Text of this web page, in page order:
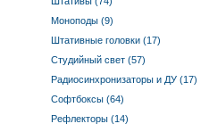
Моноподы (9)
Штативные головки (17)
Студийный свет (57)
Радиосинхронизаторы и ДУ (17)
Софтбоксы (64)
Рефлекторы (14)